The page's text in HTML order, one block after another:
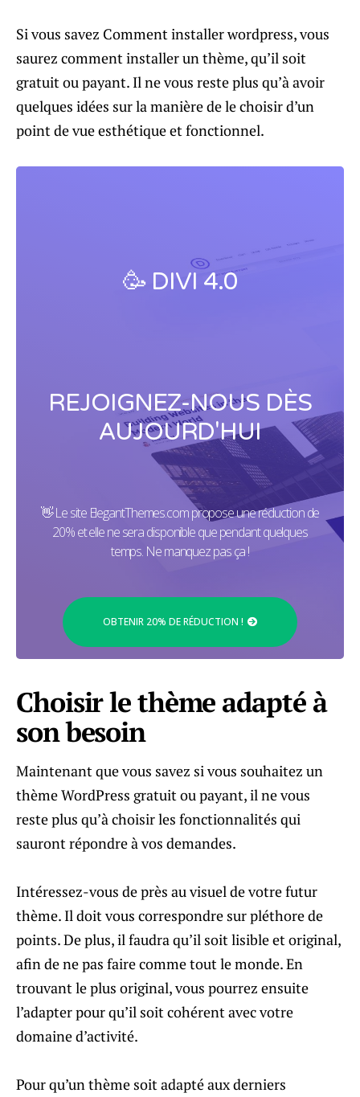
Si vous savez Comment installer wordpress, vous
saurez comment installer un thème, qu’il soit
gratuit ou payant. Il ne vous reste plus qu’à avoir
quelques idées sur la manière de le choisir d’un
point de vue esthétique et fonctionnel.
🥳 DIVI 4.0
REJOIGNEZ-NOUS DÈS
AUJOURD'HUI
👋 Le site ElegantThemes.com propose une réduction de
20% et elle ne sera disponible que pendant quelques
temps. Ne manquez pas ça !
OBTENIR 20% DE RÉDUCTION !
Choisir le thème adapté à
son besoin
Maintenant que vous savez si vous souhaitez un
thème WordPress gratuit ou payant, il ne vous
reste plus qu’à choisir les fonctionnalités qui
sauront répondre à vos demandes.
Intéressez-vous de près au visuel de votre futur
thème. Il doit vous correspondre sur pléthore de
points. De plus, il faudra qu’il soit lisible et original,
afin de ne pas faire comme tout le monde. En
trouvant le plus original, vous pourrez ensuite
l’adapter pour qu’il soit cohérent avec votre
domaine d’activité.
Pour qu’un thème soit adapté aux derniers